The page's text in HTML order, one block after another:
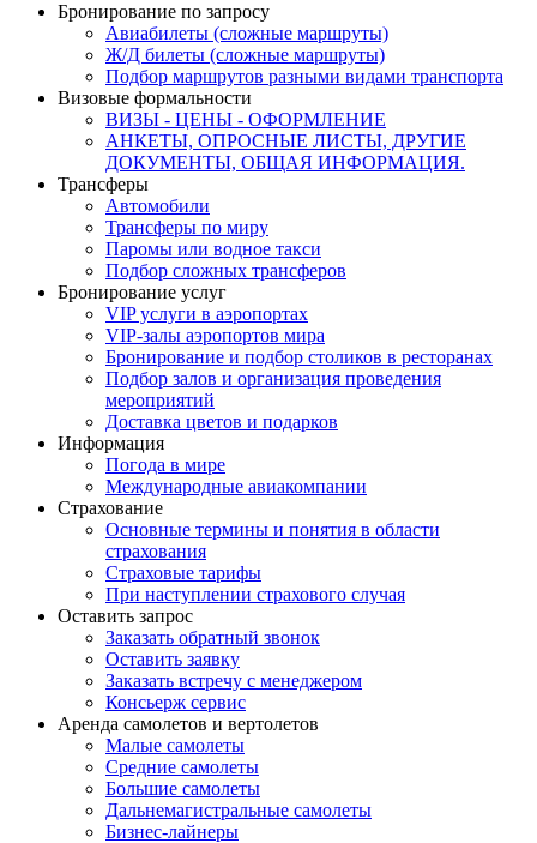
Бронирование по запросу
Авиабилеты (сложные маршруты)
Ж/Д билеты (сложные маршруты)
Подбор маршрутов разными видами транспорта
Визовые формальности
ВИЗЫ - ЦЕНЫ - ОФОРМЛЕНИЕ
АНКЕТЫ, ОПРОСНЫЕ ЛИСТЫ, ДРУГИЕ
ДОКУМЕНТЫ, ОБЩАЯ ИНФОРМАЦИЯ.
Трансферы
Автомобили
Трансферы по миру
Паромы или водное такси
Подбор сложных трансферов
Бронирование услуг
VIP услуги в аэропортах
VIP-залы аэропортов мира
Бронирование и подбор столиков в ресторанах
Подбор залов и организация проведения
мероприятий
Доставка цветов и подарков
Информация
Погода в мире
Международные авиакомпании
Страхование
Основные термины и понятия в области
страхования
Страховые тарифы
При наступлении страхового случая
Оставить запрос
Заказать обратный звонок
Оставить заявку
Заказать встречу с менеджером
Консьерж сервис
Аренда самолетов и вертолетов
Малые самолеты
Средние самолеты
Большие самолеты
Дальнемагистральные самолеты
Бизнес-лайнеры